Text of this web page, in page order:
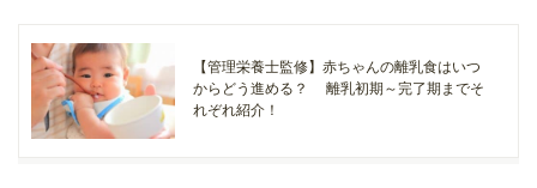
【管理栄養士監修】赤ちゃんの離乳食はいつ
からどう進める？ 離乳初期～完了期までそ
れぞれ紹介！